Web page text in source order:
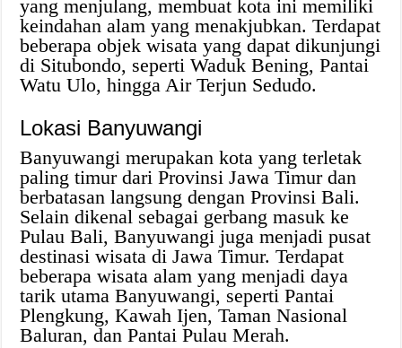
yang menjulang, membuat kota ini memiliki
keindahan alam yang menakjubkan. Terdapat
beberapa objek wisata yang dapat dikunjungi
di Situbondo, seperti Waduk Bening, Pantai
Watu Ulo, hingga Air Terjun Sedudo.
Lokasi Banyuwangi
Banyuwangi merupakan kota yang terletak
paling timur dari Provinsi Jawa Timur dan
berbatasan langsung dengan Provinsi Bali.
Selain dikenal sebagai gerbang masuk ke
Pulau Bali, Banyuwangi juga menjadi pusat
destinasi wisata di Jawa Timur. Terdapat
beberapa wisata alam yang menjadi daya
tarik utama Banyuwangi, seperti Pantai
Plengkung, Kawah Ijen, Taman Nasional
Baluran, dan Pantai Pulau Merah.